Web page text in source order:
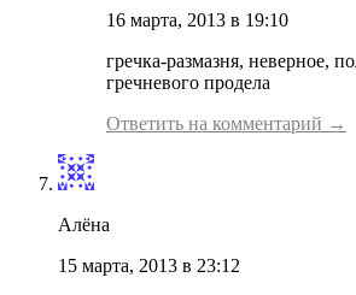
16 марта, 2013 в 19:10
гречка-размазня, неверное,
гречневого продела
Ответить на комментарий →
Алёна
15 марта, 2013 в 23:12